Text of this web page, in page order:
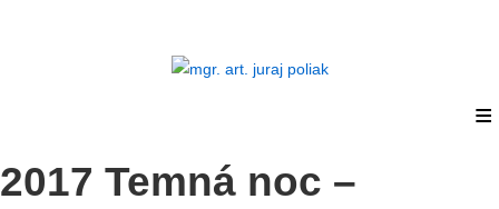
≡
2017 Temná noc –